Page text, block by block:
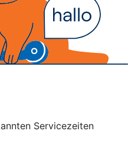
Servicezeiten